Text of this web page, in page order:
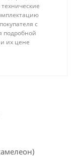
с
подробной
их цене